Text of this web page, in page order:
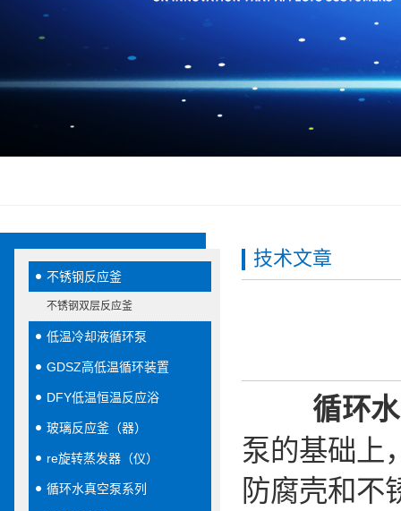
不锈钢反应釜
不锈钢双层反应釜
低温冷却液循环泵
GDSZ高低温循环装置
DFY低温恒温反应浴
玻璃反应釜（器）
re旋转蒸发器（仪）
循环水真空泵系列
技术文章
循环
泵的基础上
防腐壳和不